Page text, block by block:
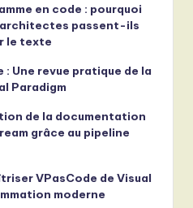
en code : pourquoi
passent-ils
le texte
: Une revue pratique de la
Paradigm
de la documentation
grâce au pipeline
VPasCode de Visual
moderne